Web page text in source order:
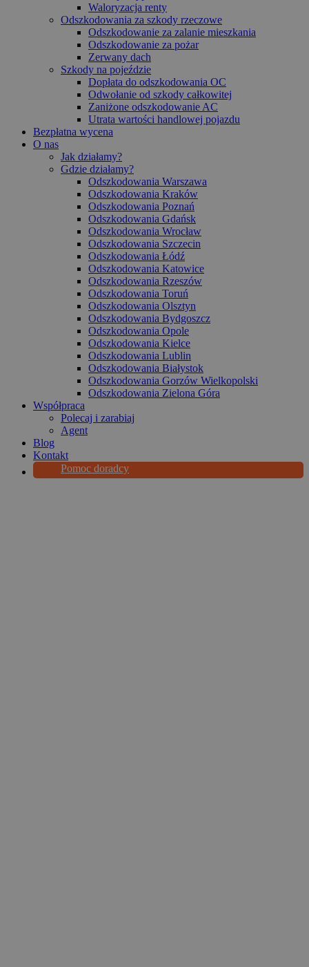
Waloryzacja renty
Odszkodowania za szkody rzeczowe
Odszkodowanie za zalanie mieszkania
Odszkodowanie za pożar
Zerwany dach
Szkody na pojeździe
Dopłata do odszkodowania OC
Odwołanie od szkody całkowitej
Zaniżone odszkodowanie AC
Utrata wartości handlowej pojazdu
Bezpłatna wycena
O nas
Jak działamy?
Gdzie działamy?
Odszkodowania Warszawa
Odszkodowania Kraków
Odszkodowania Poznań
Odszkodowania Gdańsk
Odszkodowania Wrocław
Odszkodowania Szczecin
Odszkodowania Łódź
Odszkodowania Katowice
Odszkodowania Rzeszów
Odszkodowania Toruń
Odszkodowania Olsztyn
Odszkodowania Bydgoszcz
Odszkodowania Opole
Odszkodowania Kielce
Odszkodowania Lublin
Odszkodowania Białystok
Odszkodowania Gorzów Wielkopolski
Odszkodowania Zielona Góra
Współpraca
Polecaj i zarabiaj
Agent
Blog
Kontakt
Pomoc doradcy